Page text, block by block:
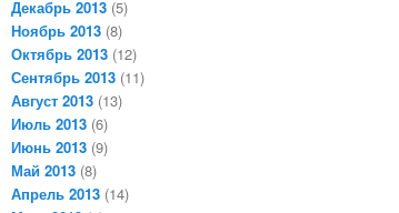
Декабрь 2013 (5)
Ноябрь 2013 (8)
Октябрь 2013 (12)
Сентябрь 2013 (11)
Август 2013 (13)
Июль 2013 (6)
Июнь 2013 (9)
Май 2013 (8)
Апрель 2013 (14)